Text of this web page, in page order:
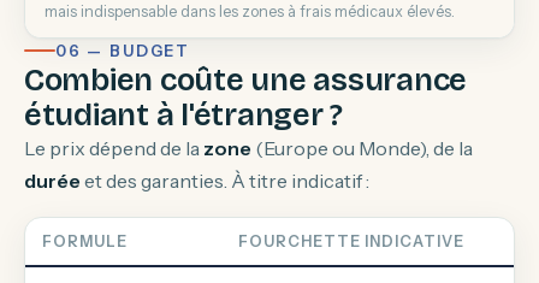
mais indispensable dans les zones à frais médicaux élevés.
06 — BUDGET
Combien coûte une assurance
étudiant à l'étranger ?
Le prix dépend de la zone (Europe ou Monde), de la
durée et des garanties. À titre indicatif :
FORMULE FOURCHETTE INDICATIVE